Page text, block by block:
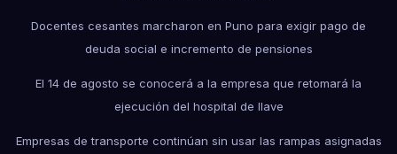
Docentes cesantes marcharon en Puno para exigir pago de
deuda social e incremento de pensiones
El 14 de agosto se conocerá a la empresa que retomará la
ejecución del hospital de Ilave
Empresas de transporte continúan sin usar las rampas asignadas